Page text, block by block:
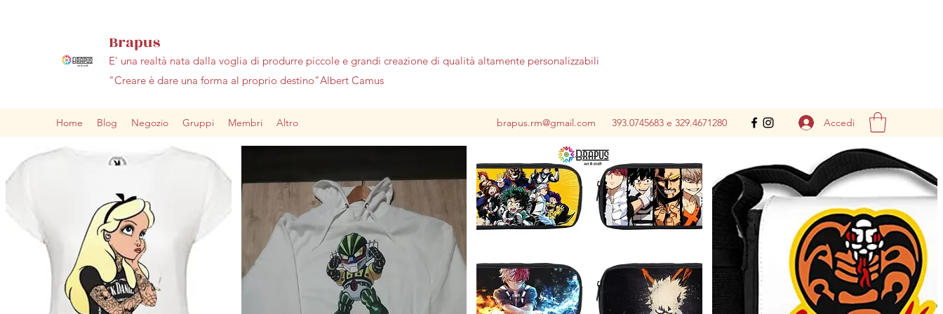
Brapus
E' una realtà nata dalla voglia di produrre piccole e grandi creazione di qualità altamente personalizzabili
"Creare è dare una forma al proprio destino"Albert Camus
Home Blog Negozio Gruppi Membri Altro brapus.rm@gmail.com 393.0745683 e 329.4671280 Accedi